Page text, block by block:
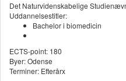
Det Naturvidenskabelige
Uddannelsestitler:
Bachelor i biomedicin
ECTS-point: 180
Byer: Odense
Terminer: Efterårx